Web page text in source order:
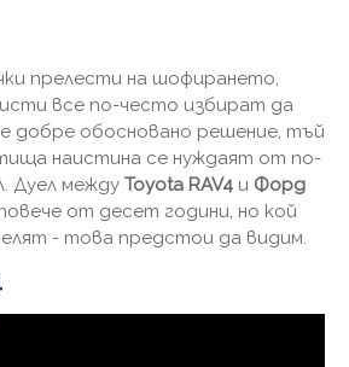
прелести на шофирането,
все по-често избират да
е добре обосновано решение, тъй
наистина се нуждаят от по-
Дуел между Toyota RAV4 и Форд
от десет години, но кой
- това предстои да видим.